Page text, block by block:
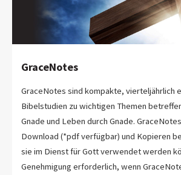
GraceNotes
GraceNotes sind kompakte, vierteljährlich
Bibelstudien zu wichtigen Themen
Gnade und Leben durch Gnade.
Download (*pdf verfügbar) und Kopieren
sie im Dienst für Gott verwendet werden
Genehmigung erforderlich, wenn